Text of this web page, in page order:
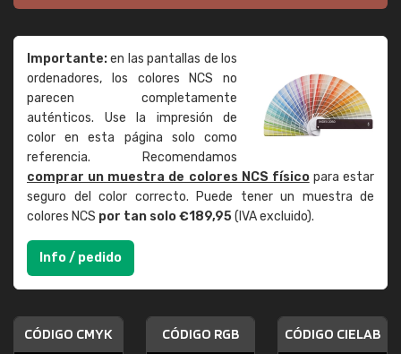
Importante:en las pantallas de los
ordenadores, los colores NCS no
parecen completamente
auténticos. Use la impresión de
color en esta página solo como
referencia. Recomendamos
comprar un muestra de colores NCS físicopara estar
seguro del color correcto. Puede tener un muestra de
colores NCS por tan solo €189,95(IVA excluido).
Info / pedido
CÓDIGO CMYK CÓDIGO RGB CÓDIGO CIELAB